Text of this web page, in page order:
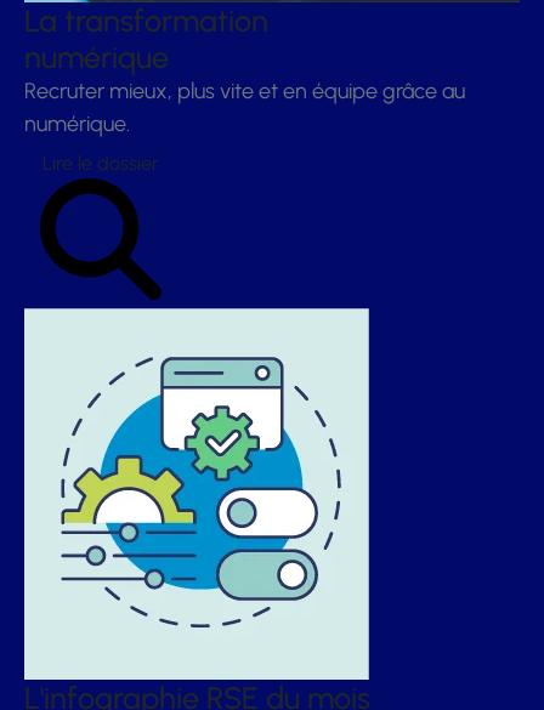
La transformation
numérique
Recruter mieux, plus vite et en équipe grâce au
numérique.
Lire le dossier
L'infographie RSE du mois